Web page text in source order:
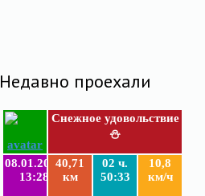
Недавно проехали
Снежное удовольствие
⛄
08.01.2019
13:28
40,71
км
02 ч.
50:33
10,8
км/ч